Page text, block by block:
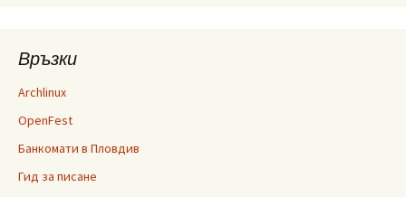
Връзки
Archlinux
OpenFest
Банкомати в Пловдив
Гид за писане